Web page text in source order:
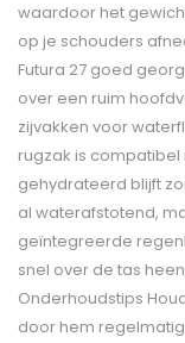
waardoor het
op je schouders
Futura 27 goed
over een ruim
zijvakken voor
rugzak is
gehydrateerd blijft
al waterafstotend,
geïntegreerde
snel over de tas
Onderhoudstips
door hem